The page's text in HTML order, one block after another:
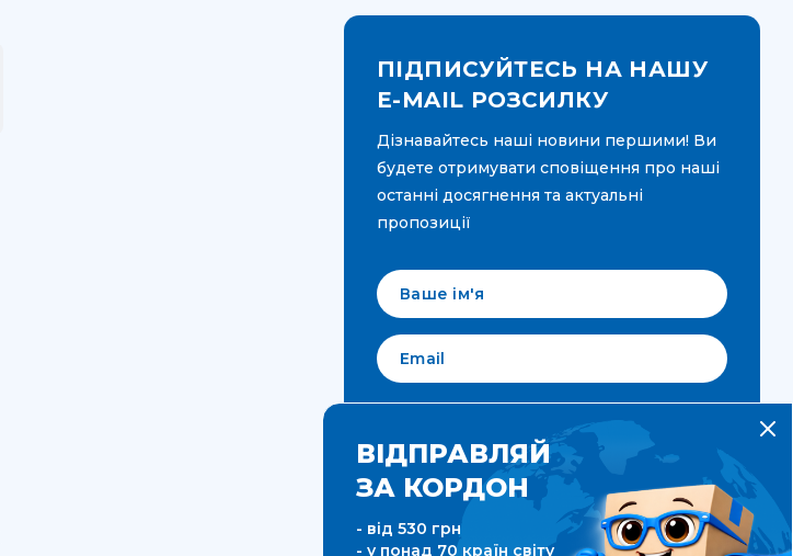
ПІДПИСУЙТЕСЬ НА НАШУ
E-MAIL РОЗСИЛКУ
Дізнавайтесь наші новини першими! Ви
будете отримувати сповіщення про наші
останні досягнення та актуальні
пропозиції
Мова для вашої розсилки Українська
ПІДПИСАТИСЯ
ВІДПРАВЛЯЙ
ЗА КОРДОН
- від 530 грн
- у понад 70 країн світу